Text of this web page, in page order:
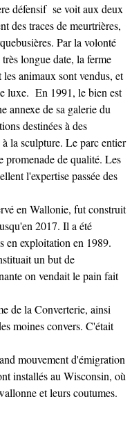
défensif se voit aux deux
des traces de meurtrières,
Par la volonté
longue date, la ferme
animaux sont vendus, et
luxe. En 1991, le bien est
annexe de sa galerie du
destinées à des
la sculpture. Le parc entier
promenade de qualité. Les
l'expertise passée des
en Wallonie, fut construit
2017. Il a été
en exploitation en 1989.
un but de
on vendait le pain fait
de la Converterie, ainsi
moines convers. C'était
mouvement d'émigration
installés au Wisconsin, où
et leurs coutumes.